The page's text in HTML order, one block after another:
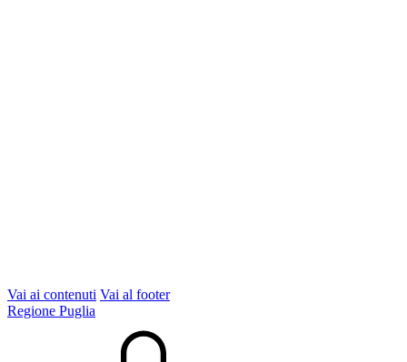
Vai ai contenuti Vai al footer
Regione Puglia